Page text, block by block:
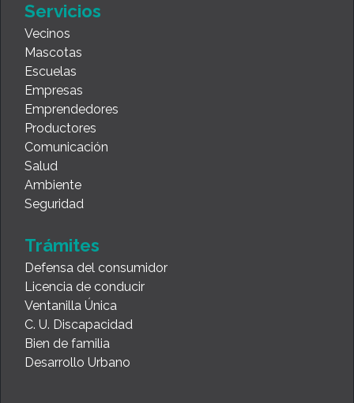
Servicios
Vecinos
Mascotas
Escuelas
Empresas
Emprendedores
Productores
Comunicación
Salud
Ambiente
Seguridad
Trámites
Defensa del consumidor
Licencia de conducir
Ventanilla Única
C. U. Discapacidad
Bien de familia
Desarrollo Urbano